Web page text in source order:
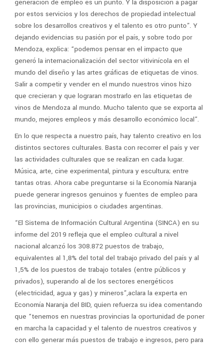
generación de empleo es un punto. Y la disposición a pagar
por estos servicios y los derechos de propiedad intelectual
sobre los desarrollos creativos y el talento es otro punto”. Y
dejando evidencias su pasión por el país, y sobre todo por
Mendoza, explica: “podemos pensar en el impacto que
generó la internacionalización del sector vitivinícola en el
mundo del diseño y las artes gráficas de etiquetas de vinos.
Salir a competir y vender en el mundo nuestros vinos hizo
que crecieran y que lograran mostrarlo en las etiquetas de
vinos de Mendoza al mundo. Mucho talento que se exporta al
mundo, mejores empleos y más desarrollo económico local”.
En lo que respecta a nuestro país, hay talento creativo en los
distintos sectores culturales. Basta con recorrer el país y ver
las actividades culturales que se realizan en cada lugar.
Música, arte, cine experimental, pintura y escultura; entre
tantas otras. Ahora cabe preguntarse si la Economía Naranja
puede generar ingresos genuinos y fuentes de empleo para
las provincias, municipios o ciudades argentinas.
“El Sistema de Información Cultural Argentina (SINCA) en su
informe del 2019 refleja que el empleo cultural a nivel
nacional alcanzó los 308.872 puestos de trabajo,
equivalentes al 1,8% del total del trabajo privado del país y al
1,5% de los puestos de trabajo totales (entre públicos y
privados), superando al de los sectores energéticos
(electricidad, agua y gas) y mineros”,aclara la experta en
Economía Naranja del BID, quien refuerza su idea comentando
que “tenemos en nuestras provincias la oportunidad de poner
en marcha la capacidad y el talento de nuestros creativos y
con ello generar más puestos de trabajo e ingresos, pero para